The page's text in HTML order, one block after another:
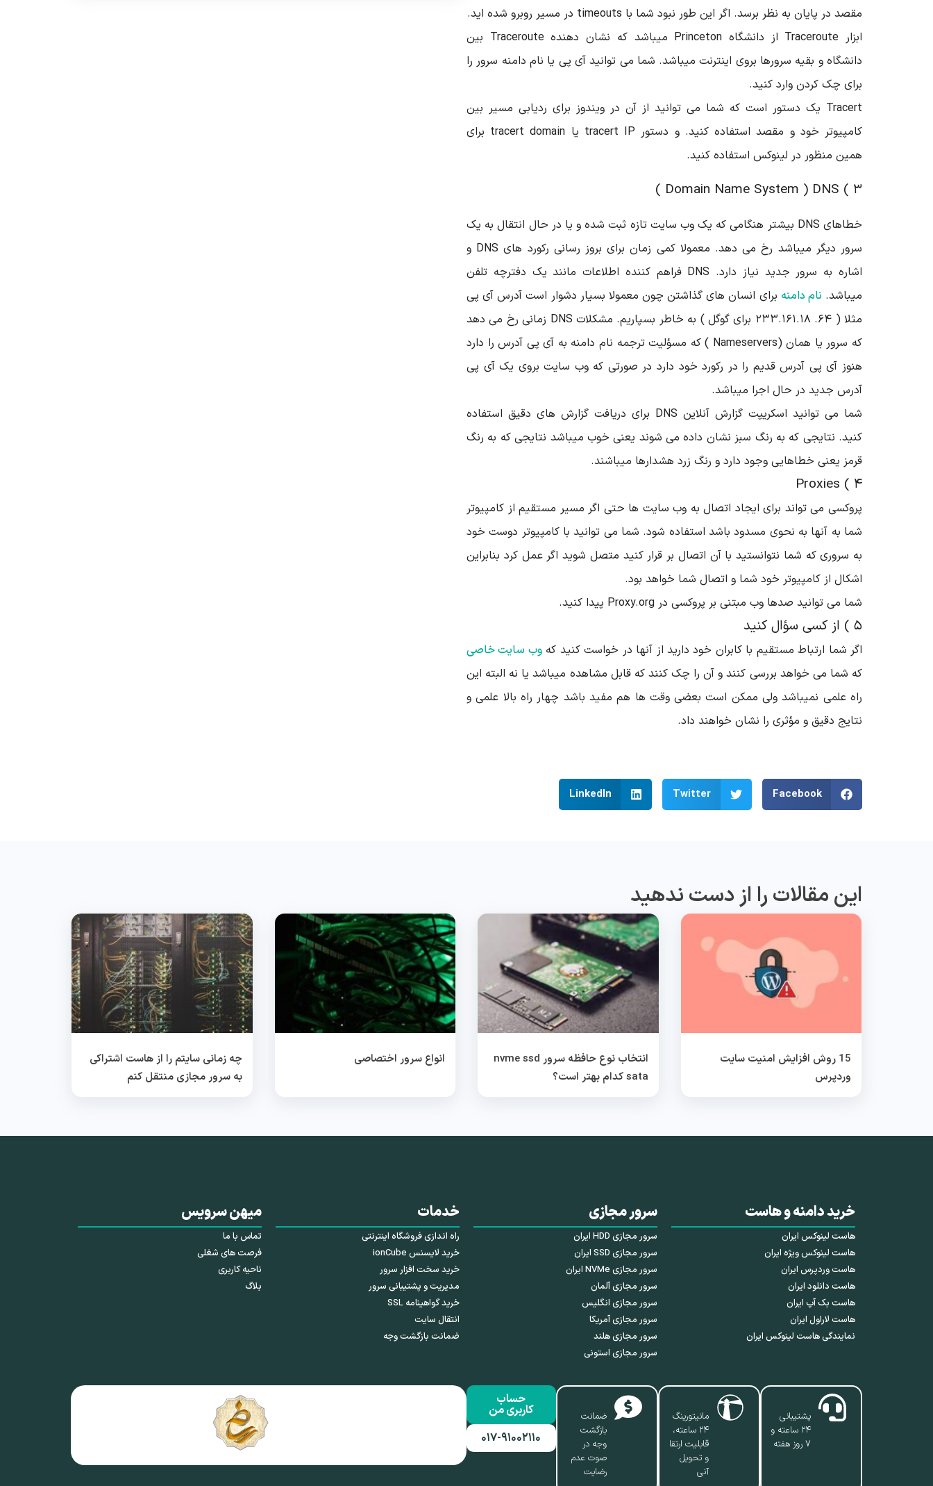
مقصد در پایان به نظر برسد. اگر این طور نبود شما با timeouts در مسیر روبرو شده اید.
ابزار Traceroute از دانشگاه Princeton میباشد که نشان دهنده Traceroute بین
دانشگاه و بقیه سرورها بروی اینترنت میباشد. شما می توانید آی پی یا نام دامنه سرور را
برای چک کردن وارد کنید.
Tracert یک دستور است که شما می توانید از آن در ویندوز برای ردیابی مسیر بین
کامپیوتر خود و مقصد استفاده کنید. و دستور tracert IP یا tracert domain برای
همین منظور در لینوکس استفاده کنید.
۳ ) Domain Name System ) DNS )
خطاهای DNS بیشتر هنگامی که یک وب سایت تازه ثبت شده و یا در حال انتقال به یک
سرور دیگر میباشد رخ می دهد. معمولا کمی زمان برای بروز رسانی رکورد های DNS و
اشاره به سرور جدید نیاز دارد. DNS فراهم کننده اطلاعات مانند یک دفترچه تلفن
میباشد. نام دامنه برای انسان های گذاشتن چون معمولا بسیار دشوار است آدرس آی پی
مثلا ( ۶۴. ۲۳۳.۱۶۱.۱۸ برای گوگل ) به خاطر بسپاریم. مشکلات DNS زمانی رخ می دهد
که سرور یا همان (Nameservers ) که مسؤلیت ترجمه نام دامنه به آی پی آدرس را دارد
هنوز آی پی آدرس قدیم را در رکورد خود دارد در صورتی که وب سایت بروی یک آی پی
آدرس جدید در حال اجرا میباشد.
شما می توانید اسکریپت گزارش آنلاین DNS برای دریافت گزارش های دقیق استفاده
کنید. نتایجی که به رنگ سبز نشان داده می شوند یعنی خوب میباشد نتایجی که به رنگ
قرمز یعنی خطاهایی وجود دارد و رنگ زرد هشدارها میباشند.
۴ ) Proxies
پروکسی می تواند برای ایجاد اتصال به وب سایت ها حتی اگر مسیر مستقیم از کامپیوتر
شما به آنها به نحوی مسدود باشد استفاده شود. شما می توانید با کامپیوتر دوست خود
به سروری که شما نتوانستید با آن اتصال بر قرار کنید متصل شوید اگر عمل کرد بنابراین
اشکال از کامپیوتر خود شما و اتصال شما خواهد بود.
شما می توانید صدها وب مبتنی بر پروکسی در Proxy.org پیدا کنید.
۵ ) از کسی سؤال کنید
اگر شما ارتباط مستقیم با کابران خود دارید از آنها در خواست کنید کهوب سایت خاصی
که شما می خواهد بررسی کنند و آن را چک کنند که قابل مشاهده میباشد یا نه البته این
راه علمی نمیباشد ولی ممکن است بعضی وقت ها هم مفید باشد چهار راه بالا علمی و
نتایج دقیق و مؤثری را نشان خواهند داد.
Facebook
Twitter
LinkedIn
این مقالات را از دست ندهید
15 روش افزایش امنیت سایت
وردپرس
انتخاب نوع حافظه سرور nvme ssd
sata کدام بهتر است؟
انواع سرور اختصاصی
چه زمانی سایتم را از هاست اشتراکی
به سرور مجازی منتقل کنم
خرید دامنه و هاست
هاست لینوکس ایران
هاست لینوکس ویژه ایران
هاست وردپرس ایران
هاست دانلود ایران
هاست بک آپ ایران
هاست لاراول ایران
نمایندگی هاست لینوکس ایران
سرور مجازی
سرور مجازی HDD ایران
سرور مجازی SSD ایران
سرور مجازی NVMe ایران
سرور مجازی آلمان
سرور مجازی انگلیس
سرور مجازی آمریکا
سرور مجازی هلند
سرور مجازی استونی
خدمات
راه اندازی فروشگاه اینترنتی
خرید لایسنس ionCube
خرید سخت افزار سرور
مدیریت و پشتیبانی سرور
خرید گواهینامه SSL
انتقال سایت
ضمانت بازگشت وجه
میهن سرویس
تماس با ما
فرصت های شغلی
ناحیه کاربری
بلاگ
پشتیبانی
۲۴ ساعته و
۷ روز هفته
مانیتورینگ
۲۴ ساعته،
قابلیت ارتقا
و تحویل
آنی
ضمانت
بازگشت
وجه در
صوت عدم
رضایت
حساب
کاربری من
۰۱۷-۹۱۰۰۲۱۱۰